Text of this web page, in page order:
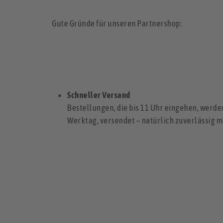
Gute Gründe für unseren Partnershop:
Schneller Versand
Bestellungen, die bis 11 Uhr eingehen,
Werktag, versendet – natürlich zuverlässig